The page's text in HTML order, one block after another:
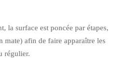
la surface est poncée par étapes,
mate) afin de faire apparaître les
régulier.